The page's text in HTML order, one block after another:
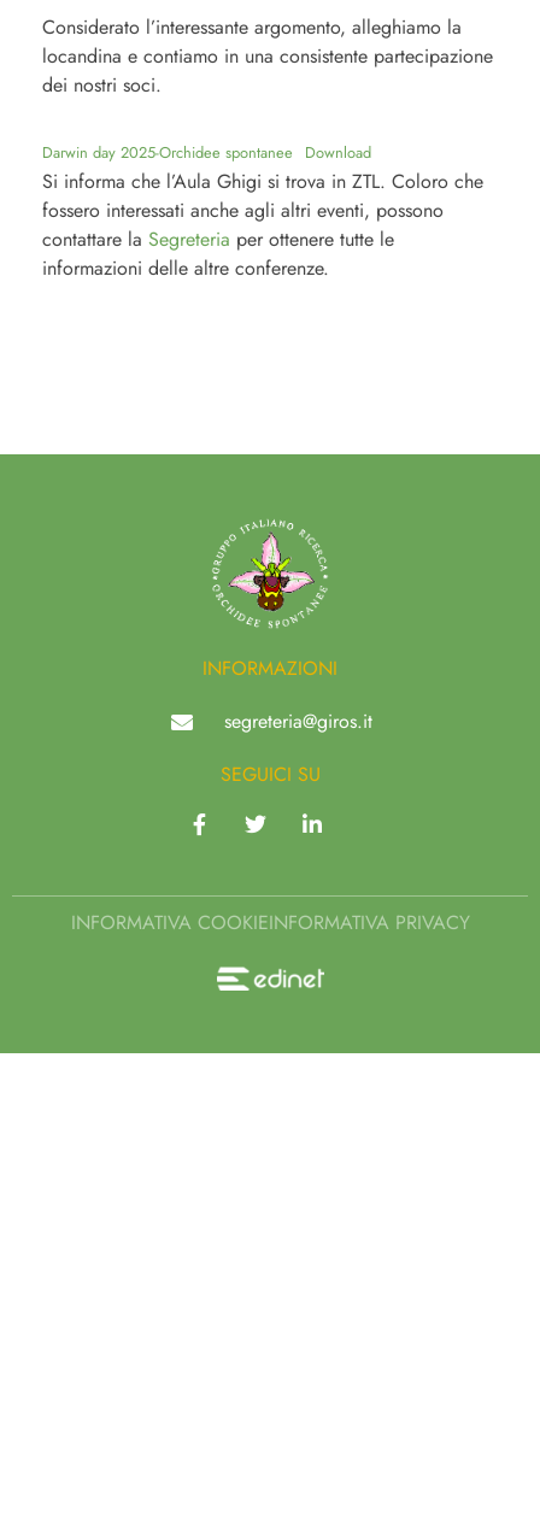
Considerato l’interessante argomento, alleghiamo la
locandina e contiamo in una consistente partecipazione
dei nostri soci.
Darwin day 2025-Orchidee spontanee Download
Si informa che l’Aula Ghigi si trova in ZTL. Coloro che
fossero interessati anche agli altri eventi, possono
contattare la Segreteria per ottenere tutte le
informazioni delle altre conferenze.
INFORMAZIONI
segreteria@giros.it
SEGUICI SU
INFORMATIVA COOKIEINFORMATIVA PRIVACY